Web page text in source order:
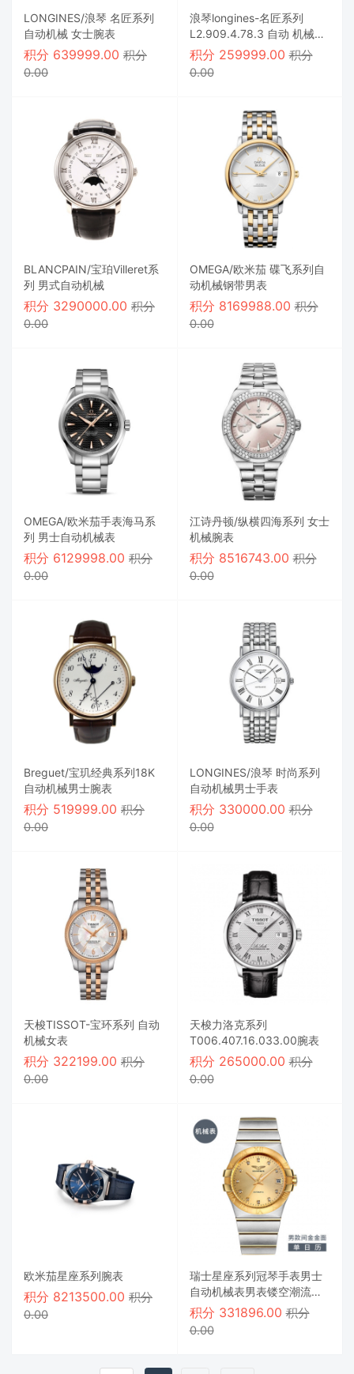
LONGINES/浪琴 名匠系列
自动机械 女士腕表
积分 639999.00 积分
0.00
浪琴longines-名匠系列
L2.909.4.78.3 自动 机械男
表
积分 259999.00积分
0.00
BLANCPAIN/宝珀Villeret系
列 男式自动机械
积分 3290000.00 积分
0.00
OMEGA/欧米茄 碟飞系列自
动机械钢带男表
积分 8169988.00积分
0.00
OMEGA/欧米茄手表海马系
列 男士自动机械表
积分 6129998.00 积分
0.00
江诗丹顿/纵横四海系列 女士
机械腕表
积分 8516743.00积分
0.00
Breguet/宝玑经典系列18K
自动机械男士腕表
积分 519999.00 积分
0.00
LONGINES/浪琴 时尚系列
自动机械男士手表
积分 330000.00积分
0.00
天梭TISSOT-宝环系列 自动
机械女表
积分 322199.00 积分
0.00
天梭力洛克系列
T006.407.16.033.00腕表
积分 265000.00积分
0.00
欧米茄星座系列腕表
积分 8213500.00 积分
0.00
瑞士星座系列冠琴手表男士
自动机械表男表镂空潮流夜
光防水男腕表
积分 331896.00积分
0.00